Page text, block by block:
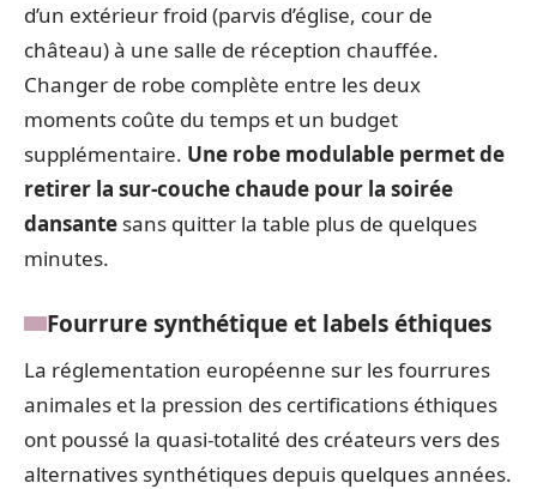
d’un extérieur froid (parvis d’église, cour de
château) à une salle de réception chauffée.
Changer de robe complète entre les deux
moments coûte du temps et un budget
supplémentaire. Une robe modulable permet de
retirer la sur-couche chaude pour la soirée
dansante sans quitter la table plus de quelques
minutes.
Fourrure synthétique et labels éthiques
La réglementation européenne sur les fourrures
animales et la pression des certifications éthiques
ont poussé la quasi-totalité des créateurs vers des
alternatives synthétiques depuis quelques années.